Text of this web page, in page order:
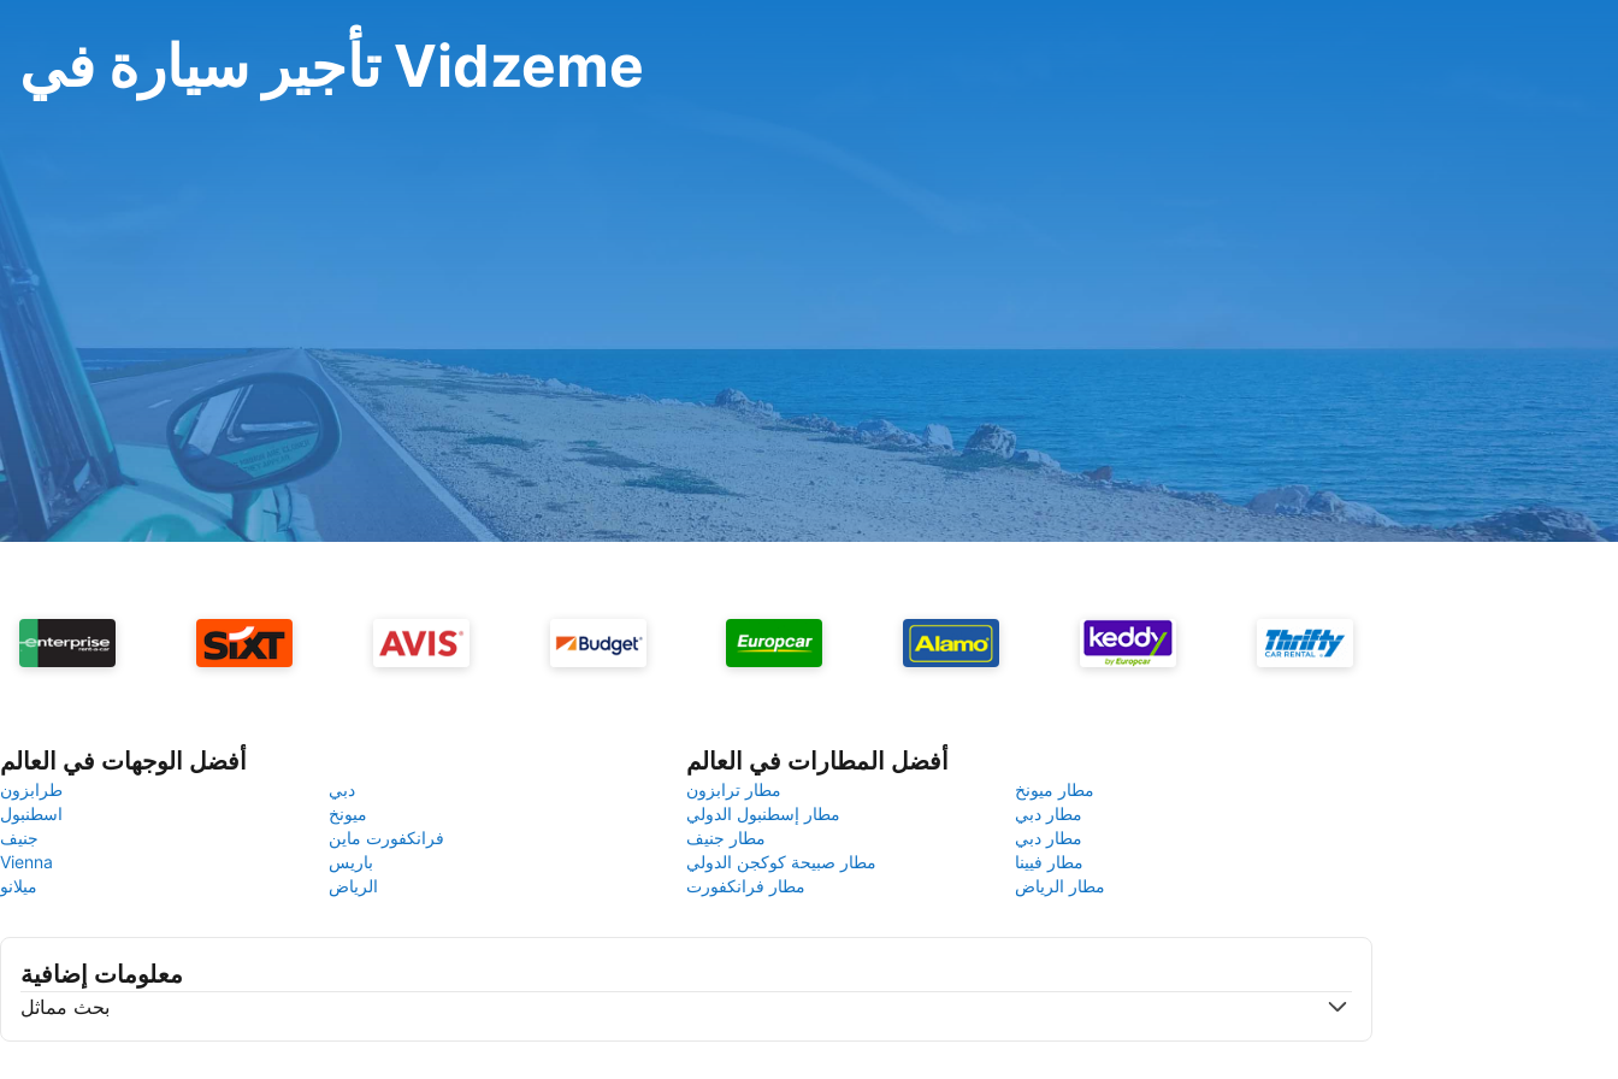
تأجير سيارة في Vidzeme
أفضل الوجهات في العالم
طرابزون
دبي
اسطنبول
ميونخ
جنيف
فرانكفورت ماين
Vienna
باريس
ميلانو
الرياض
أفضل المطارات في العالم
مطار ترابزون
مطار ميونخ
مطار إسطنبول الدولي
مطار دبي
مطار جنيف
مطار دبي
مطار صبيحة كوكجن الدولي
مطار فيينا
مطار فرانكفورت
مطار الرياض
معلومات إضافية
بحث مماثل